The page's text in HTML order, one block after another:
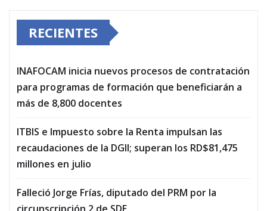
RECIENTES
INAFOCAM inicia nuevos procesos de contratación
para programas de formación que beneficiarán a
más de 8,800 docentes
ITBIS e Impuesto sobre la Renta impulsan las
recaudaciones de la DGII; superan los RD$81,475
millones en julio
Falleció Jorge Frías, diputado del PRM por la